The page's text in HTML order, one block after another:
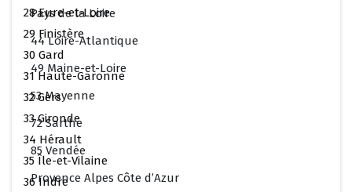
Pays de la Loire
44 Loire-Atlantique
49 Maine-et-Loire
53 Mayenne
72 Sarthe
85 Vendée
Provence Alpes Côte d’Azur
28 Eure-et-Loire
29 Finistère
30 Gard
31 Haute-Garonne
32 Gers
33 Gironde
34 Hérault
35 Île-et-Vilaine
36 Indre